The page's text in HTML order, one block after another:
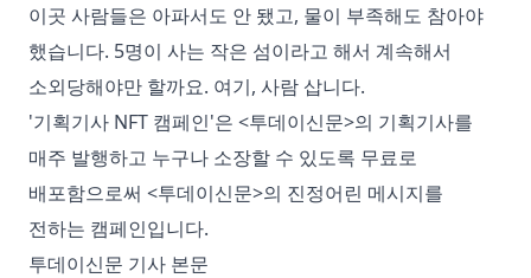
이곳 사람들은 아파서도 안 됐고, 물이 부족해도 참아야
했습니다. 5명이 사는 작은 섬이라고 해서 계속해서
소외당해야만 할까요. 여기, 사람 삽니다.
'기획기사 NFT 캠페인'은 <투데이신문>의 기획기사를
매주 발행하고 누구나 소장할 수 있도록 무료로
배포함으로써 <투데이신문>의 진정어린 메시지를
전하는 캠페인입니다.
투데이신문 기사 본문